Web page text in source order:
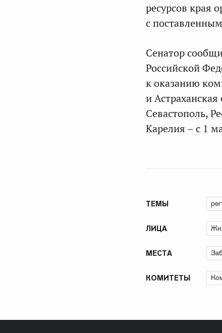
ресурсов края
с
Сенатор
Российской
к оказанию
и
Севастополь,
Карелия – с 1
ТЕМЫ
ЛИЦА
МЕСТА
КОМИТЕТЫ